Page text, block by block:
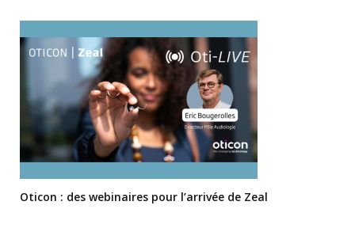
Oticon : des webinaires pour l’arrivée de Zeal